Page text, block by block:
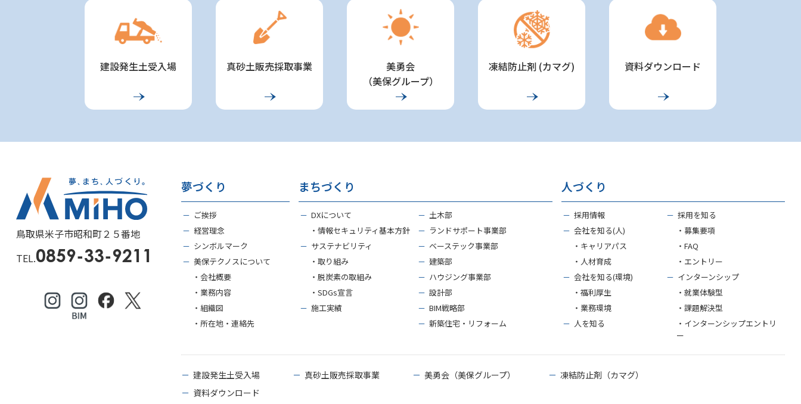
建設発生土受入場 真砂土販売採取事業
美勇会
（美保グループ）
凍結防止剤 (カマグ) 資料ダウンロード
鳥取県米子市昭和町２５番地
TEL.0859-33-9211
夢づくり
－ ご挨拶
－ 経営理念
－ シンボルマーク
－ 美保テクノスについて
・会社概要
・業務内容
・組織図
・所在地・連絡先
まちづくり
－DXについて －土木部
・情報セキュリティ基本方針
－ ランドサポート事業部
－ サステナビリティ － ベーステック事業部
・取り組み
－建築部
・脱炭素の取組み
－ ハウジング事業部
・SDGs宣言
－設計部
－施工実績 －BIM戦略部
－新築住宅・リフォーム
人づくり
－採用情報 －採用を知る
－会社を知る(人)
・募集要項
・キャリアパス
・FAQ
・人材育成
・エントリー
－会社を知る(環境) － インターンシップ
・福利厚生
・就業体験型
・業務環境
・課題解決型
－ 人を知る
・インターンシップエントリ
ー
－ 建設発生土受入場 － 真砂土販売採取事業 － 美勇会（美保グループ） － 凍結防止剤（カマグ）
－ 資料ダウンロード